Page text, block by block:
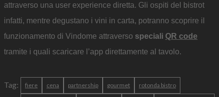
attraverso una user experience diretta. Gli ospiti del bistrot
infatti, mentre degustano i vini in carta, potranno scoprire il
funzionamento di Vindome attraverso speciali QR code
tramite i quali scaricare l’app direttamente al tavolo.
Tag: fiere cena partnership gourmet rotonda bistro